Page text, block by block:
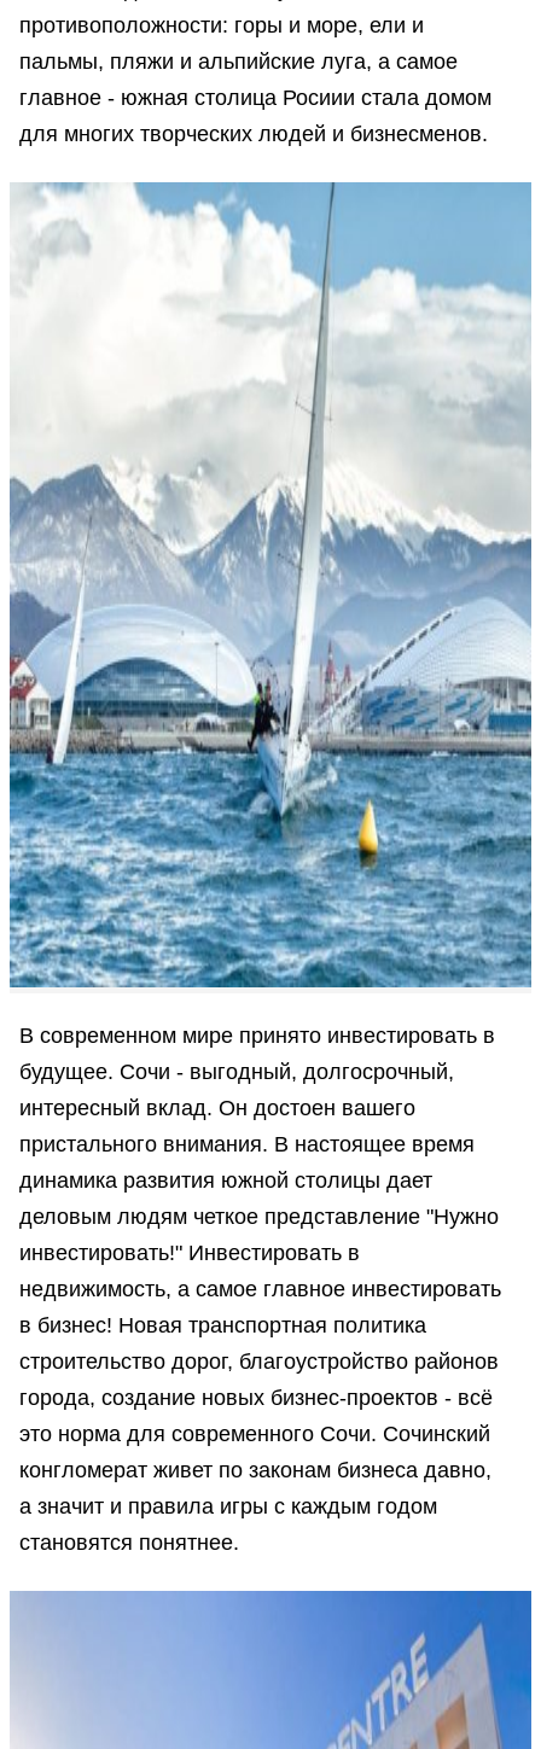
противоположности: горы и море, ели и
пальмы, пляжи и альпийские луга, а самое
главное - южная столица Росиии стала домом
для многих творческих людей и бизнесменов.
В современном мире принято инвестировать в
будущее. Сочи - выгодный, долгосрочный,
интересный вклад. Он достоен вашего
пристального внимания. В настоящее время
динамика развития южной столицы дает
деловым людям четкое представление "Нужно
инвестировать!" Инвестировать в
недвижимость, а самое главное инвестировать
в бизнес! Новая транспортная политика
строительство дорог, благоустройство районов
города, создание новых бизнес-проектов - всё
это норма для современного Сочи. Сочинский
конгломерат живет по законам бизнеса давно,
а значит и правила игры с каждым годом
становятся понятнее.